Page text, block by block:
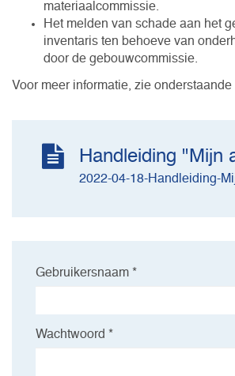
materiaalcommissie.
Het melden van schade aan het
inventaris ten behoeve van
door de gebouwcommissie.
Voor meer informatie, zie
Handleiding "Mijn
2022-04-18-Handleiding-
Gebruikersnaam *
Wachtwoord *